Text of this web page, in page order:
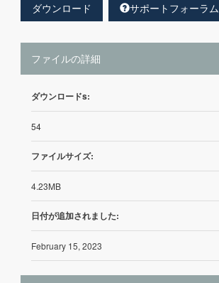
ダウンロード サポートフォーラム
ファイルの詳細
ダウンロードs:
54
ファイルサイズ:
4.23MB
日付が追加されました:
February 15, 2023